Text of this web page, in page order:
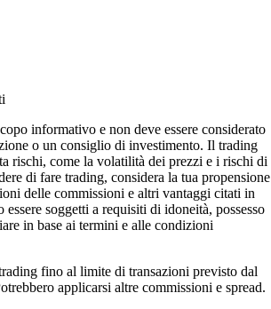
informativo e non deve essere considerato
o un consiglio di investimento. Il trading
rischi, come la volatilità dei prezzi e i rischi di
di fare trading, considera la tua propensione
delle commissioni e altri vantaggi citati in
essere soggetti a requisiti di idoneità, possesso
in base ai termini e alle condizioni
fino al limite di transazioni previsto dal
applicarsi altre commissioni e spread.